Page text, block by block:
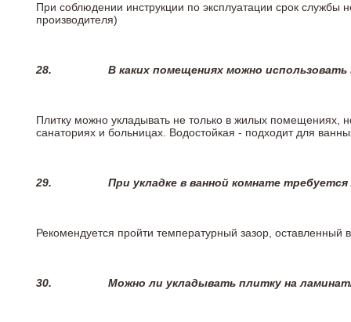
При соблюдении инструкции по эксплуатации срок
производителя)
28. В каких помещениях можно
Плитку можно укладывать не только в жилых помещениях,
санаториях и больницах. Водостойкая - подходит для
29. При укладке в ванной комнате
Рекомендуется пройти температурный зазор,
30. Можно ли укладывать плитку на